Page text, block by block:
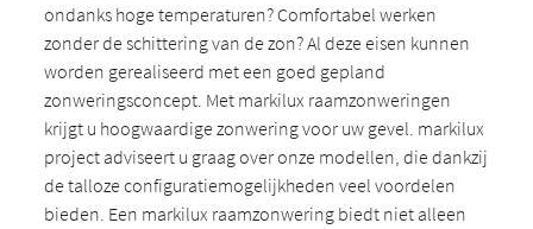
ondanks hoge temperaturen? Comfortabel werken
zonder de schittering van de zon? Al deze eisen kunnen
worden gerealiseerd met een goed gepland
zonweringsconcept. Met markilux raamzonweringen
krijgt u hoogwaardige zonwering voor uw gevel. markilux
project adviseert u graag over onze modellen, die dankzij
de talloze configuratiemogelijkheden veel voordelen
bieden. Een markilux raamzonwering biedt niet alleen